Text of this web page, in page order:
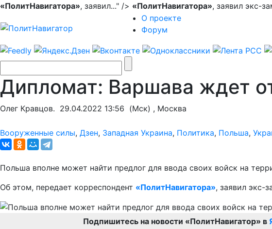
«ПолитНавигатора», заявил..." /> «ПолитНавигатора», заявил экс-
О проекте
Форум
Дипломат: Варшава ждет
Олег Кравцов. 29.04.2022 13:56 (Мск) , Москва
Вооруженные силы, Дзен, Западная Украина, Политика, Польша,
Польша вполне может найти предлог для ввода своих войск на
Об этом, передает корреспондент «ПолитНавигатора», заявил экс-
Подпишитесь на новости «ПолитНавигатор» в